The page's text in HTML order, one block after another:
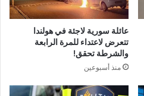
عائلة سورية لاجئة في هولندا
تتعرض لاعتداء للمرة الرابعة
والشرطة تحقق!
منذ أسبوعين